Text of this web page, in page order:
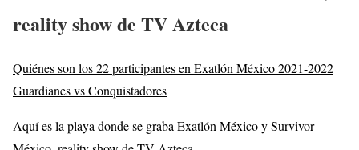
reality show de TV Azteca
Quiénes son los 22 participantes en Exatlón México 2021-2022
Guardianes vs Conquistadores
Aquí es la playa donde se graba Exatlón México y Survivor